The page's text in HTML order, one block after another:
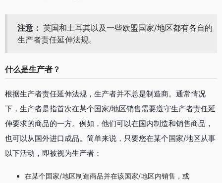
注意： 英国和土耳其以及一些欧盟国家/地区都有各自的
生产者责任延伸法规。
什么是生产者？
根据生产者责任延伸法规，生产者并不总是制造商。通常情况
下，生产者是指首次在某个国家/地区销售需要遵守生产者责任延
伸要求的商品的一方。例如，他们可以在国内制造和销售商品，
也可以从国外进口成品。简单来说，只要您在某个国家/地区从事
以下活动，即被视为生产者：
在某个国家/地区制造商品并在该国家/地区内销售，或